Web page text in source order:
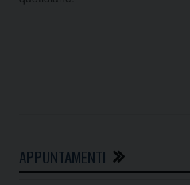
APPUNTAMENTI